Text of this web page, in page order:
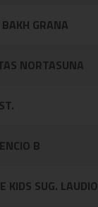
GRANA
NORTASUNA
B
KIDS SUG. LAUDIO